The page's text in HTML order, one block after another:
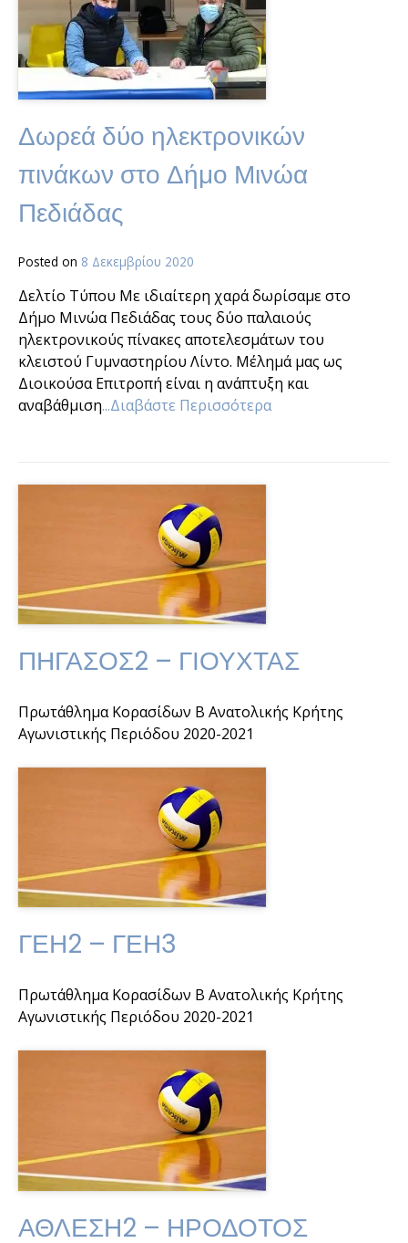
Δωρεά δύο ηλεκτρονικών
πινάκων στο Δήμο Μινώα
Πεδιάδας
Posted on 8 Δεκεμβρίου 2020
Δελτίο Τύπου Με ιδιαίτερη χαρά δωρίσαμε στο
Δήμο Μινώα Πεδιάδας τους δύο παλαιούς
ηλεκτρονικούς πίνακες αποτελεσμάτων του
κλειστού Γυμναστηρίου Λίντο. Μέλημά μας ως
Διοικούσα Επιτροπή είναι η ανάπτυξη και
αναβάθμιση...Διαβάστε Περισσότερα
ΠΗΓΑΣΟΣ2 – ΓΙΟΥΧΤΑΣ
Πρωτάθλημα Κορασίδων Β Ανατολικής Κρήτης
Αγωνιστικής Περιόδου 2020-2021
ΓΕΗ2 – ΓΕΗ3
Πρωτάθλημα Κορασίδων Β Ανατολικής Κρήτης
Αγωνιστικής Περιόδου 2020-2021
ΑΘΛΕΣΗ2 – ΗΡΟΔΟΤΟΣ